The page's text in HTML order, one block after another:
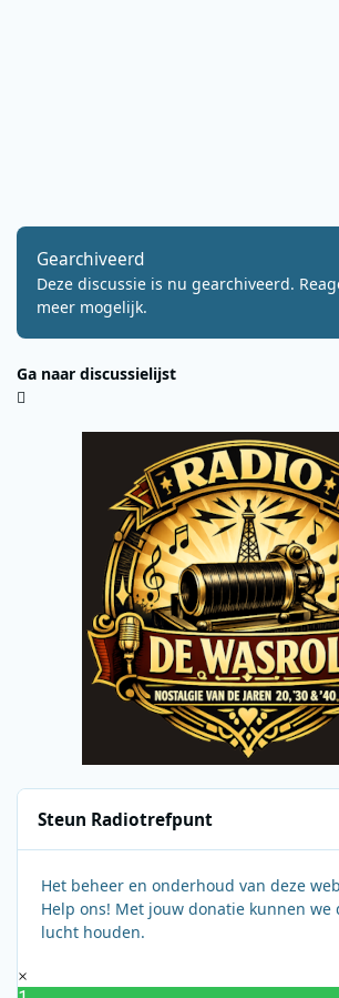
Gearchiveerd
Deze discussie is nu gearchiveerd.
meer mogelijk.
Ga naar discussielijst
Steun Radiotrefpunt
Het beheer en onderhoud van deze
Help ons! Met jouw donatie kunnen we
lucht houden.